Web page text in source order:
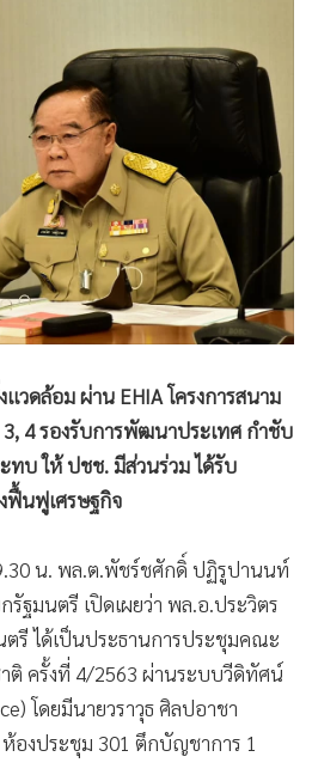
วดล้อม ผ่าน EHIA โครงการสนาม
4 รองรับการพัฒนาประเทศ กำชับ
ทบ ให้ ปชช. มีส่วนร่วม ได้รับ
งฟื้นฟูเศรษฐกิจ
น. พล.ต.พัชร์ชศักดิ์ ปฏิรูปานนท์
ฐมนตรี เปิดเผยว่า พล.อ.ประวิตร
รี ได้เป็นประธานการประชุมคณะ
ติ ครั้งที่ 4/2563 ผ่านระบบวีดิทัศน์
โดยมีนายวราวุธ ศิลปอาชา
องประชุม 301 ตึกบัญชาการ 1